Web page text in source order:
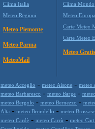
Clima Italia
Meteo Regioni
Meteo Piemonte
Meteo Parma
MeteoMail
Clima Mondo
Meteo Europa
Carte Meteo
Carte Meteo
Meteo Gratis
meteo Acceglio - meteo Aisone - meteo
meteo Barbaresco - meteo Barge -
meteo Bergolo - meteo Bernezzo -
Alta - meteo Brondello - meteo
meteo Cardè - meteo Carrù - meteo